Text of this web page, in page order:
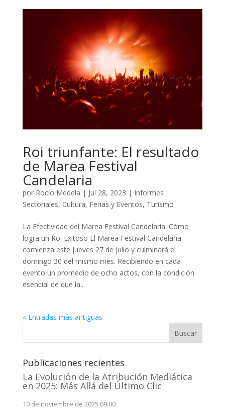
Roi triunfante: El resultado
de Marea Festival
Candelaria
por Rocío Medela | Jul 28, 2023 | Informes
Sectoriales, Cultura, Ferias y Eventos, Turismo
La Efectividad del Marea Festival Candelaria: Cómo
logra un Roi Exitoso El Marea Festival Candelaria
comienza este jueves 27 de julio y culminará el
domingo 30 del mismo mes. Recibiendo en cada
evento un promedio de ocho actos, con la condición
esencial de que la...
« Entradas más antiguas
Buscar
Publicaciones recientes
La Evolución de la Atribución Mediática
en 2025: Más Allá del Último Clic
10 de noviembre de 2025 09:00